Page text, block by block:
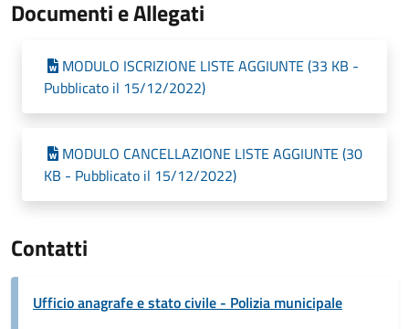
Documenti e Allegati
MODULO ISCRIZIONE LISTE AGGIUNTE (33 KB -
Pubblicato il 15/12/2022)
MODULO CANCELLAZIONE LISTE AGGIUNTE (30
KB - Pubblicato il 15/12/2022)
Contatti
Ufficio anagrafe e stato civile - Polizia municipale